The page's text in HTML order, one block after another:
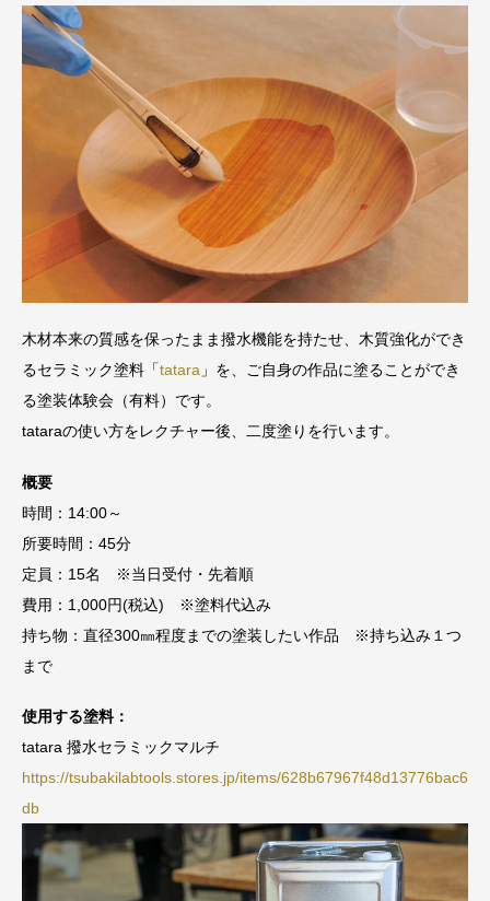
木材本来の質感を保ったまま撥水機能を持たせ、木質強化ができ
るセラミック塗料「tatara 」を、ご自身の作品に塗ることができ
る塗装体験会（有料）です。
tataraの使い方をレクチャー後、二度塗りを行います。
概要
時間：14:00～
所要時間：45分
定員：15名 ※当日受付・先着順
費用：1,000円(税込) ※塗料代込み
持ち物：直径300㎜程度までの塗装したい作品 ※持ち込み１つ
まで
使用する塗料：
tatara 撥水セラミックマルチ
https://tsubakilabtools.stores.jp/items/628b67967f48d13776bac6
db